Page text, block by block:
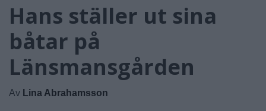
Hans ställer ut sina
båtar på
Länsmansgården
Av Lina Abrahamsson